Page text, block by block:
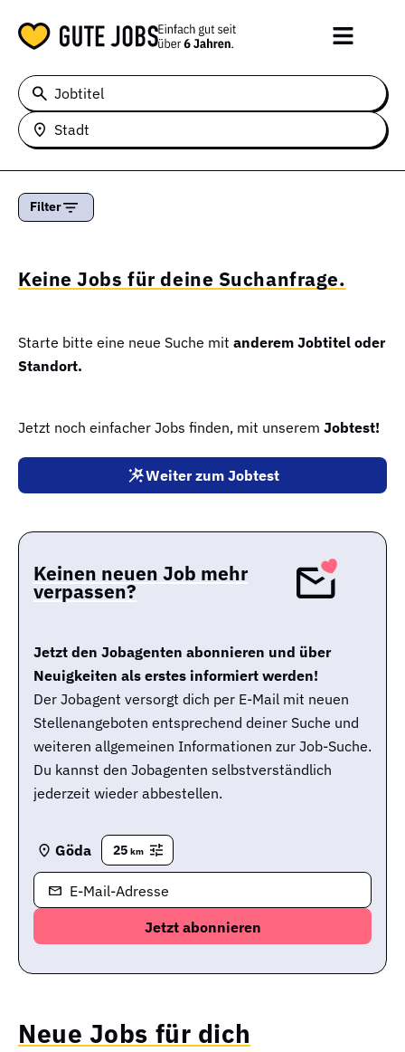
Jobtitel
Stadt
Filter
Keine Jobs für deine Suchanfrage.
Starte bitte eine neue Suche mit anderem Jobtitel oder
Standort.
Jetzt noch einfacher Jobs finden, mit unserem Jobtest!
Weiter zum Jobtest
Keinen neuen Job mehr
verpassen?
Jetzt den Jobagenten abonnieren und über
Neuigkeiten als erstes informiert werden!
Der Jobagent versorgt dich per E-Mail mit neuen
Stellenangeboten entsprechend deiner Suche und
weiteren allgemeinen Informationen zur Job-Suche.
Du kannst den Jobagenten selbstverständlich
jederzeit wieder abbestellen.
Göda 25 km
E-Mail-Adresse
Neue Jobs für dich